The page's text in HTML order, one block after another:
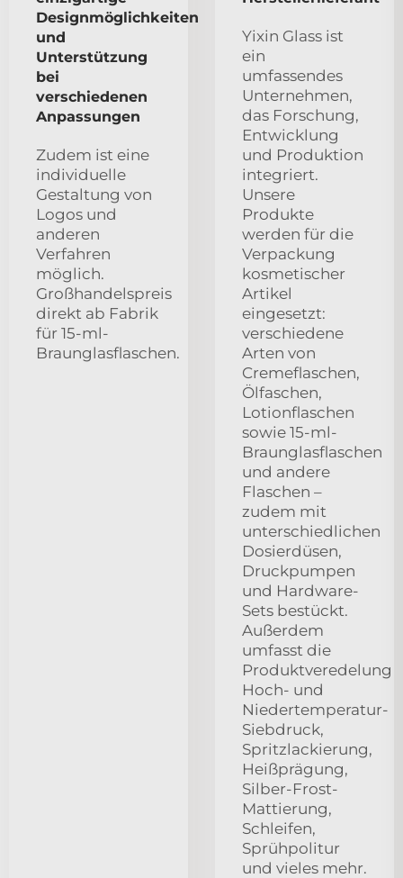
Designmöglichkeiten
und
Unterstützung
bei
verschiedenen
Anpassungen
Zudem ist eine
individuelle
Gestaltung von
Logos und
anderen
Verfahren
möglich.
Großhandelspreis
direkt ab Fabrik
für 15-ml-
Braunglasflaschen.
Yixin Glass ist
ein
umfassendes
Unternehmen,
das Forschung,
Entwicklung
und Produktion
integriert.
Unsere
Produkte
werden für die
Verpackung
kosmetischer
Artikel
eingesetzt:
verschiedene
Arten von
Cremeflaschen,
Ölfaschen,
Lotionflaschen
sowie 15-ml-
Braunglasflaschen
und andere
Flaschen –
zudem mit
unterschiedlichen
Dosierdüsen,
Druckpumpen
und Hardware-
Sets bestückt.
Außerdem
umfasst die
Produktveredelung
Hoch- und
Niedertemperatur-
Siebdruck,
Spritzlackierung,
Heißprägung,
Silber-Frost-
Mattierung,
Schleifen,
Sprühpolitur
und vieles mehr.